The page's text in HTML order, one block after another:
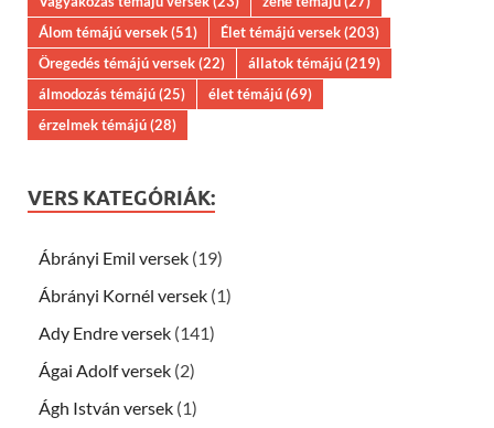
Álom témájú versek(51) Élet témájú versek(203)
Öregedés témájú versek(22) állatok témájú(219)
álmodozás témájú(25) élet témájú(69)
érzelmek témájú(28)
VERS KATEGÓRIÁK:
Ábrányi Emil versek (19)
Ábrányi Kornél versek (1)
Ady Endre versek (141)
Ágai Adolf versek (2)
Ágh István versek (1)